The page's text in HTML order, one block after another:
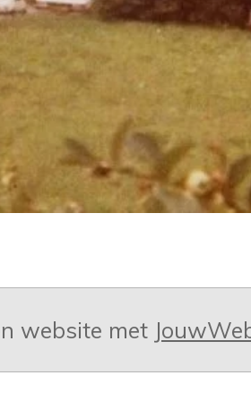
website met